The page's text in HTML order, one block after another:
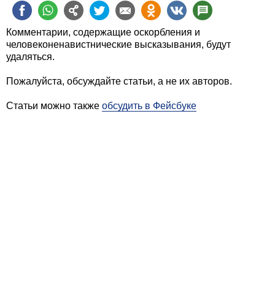
Комментарии, содержащие оскорбления и
человеконенавистнические высказывания, будут
удаляться.
Пожалуйста, обсуждайте статьи, а не их авторов.
Статьи можно также обсудить в Фейсбуке